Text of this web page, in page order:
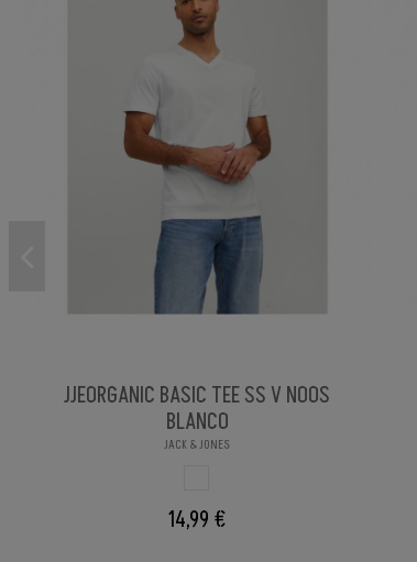
JJEORGANIC BASIC TEE SS V NOOS
BLANCO
JACK & JONES
14,99 €